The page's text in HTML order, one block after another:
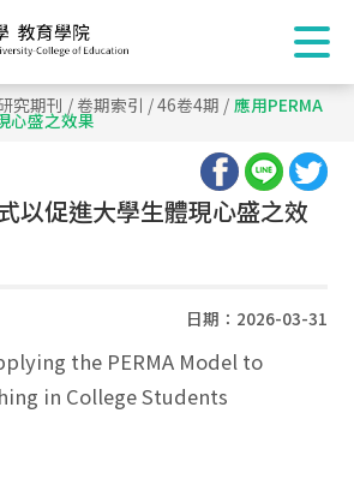
究期刊 / 卷期索引 /46卷4期 / 應用PERMA
心盛之效果
以促進大學生體現心盛之效
日期：2026-03-31
the PERMA Model to
in College Students